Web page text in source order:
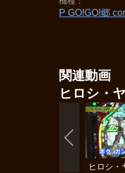
P GO!GO!郷
関連動画
ヒロシ・
ヒロシ・